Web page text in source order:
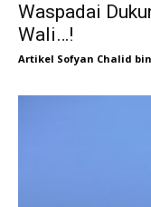
Waspadai
Wali…!
Artikel Sofyan Chalid